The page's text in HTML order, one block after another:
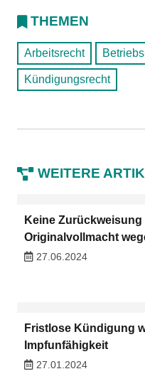
THEMEN
Arbeitsrecht
Kündigungsrecht
WEITERE
Keine
Originalvollmacht
27.06.2024
Fristlose Kündigung
Impfunfähigkeit
27.01.2024